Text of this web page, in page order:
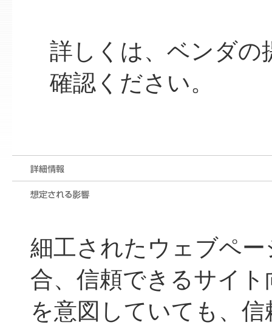
詳しくは、ベンダの
確認ください。
細工されたウェブペ
合、信頼できるサイ
を意図していても、